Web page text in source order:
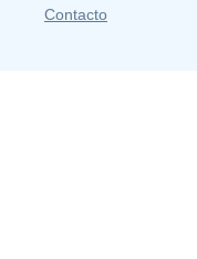
Contacto